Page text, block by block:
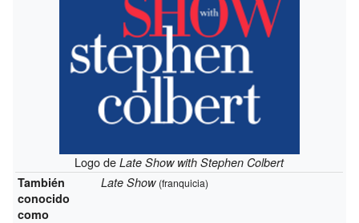
Logo deLate Show with Stephen Colbert
También
conocido
como
Late Show (franquicia)